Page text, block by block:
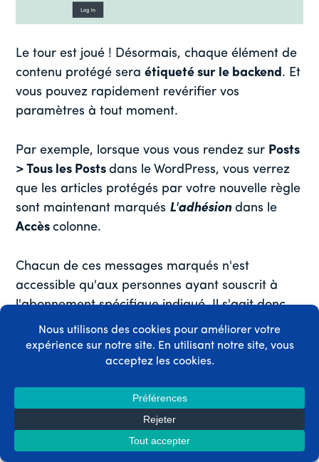
Le tour est joué ! Désormais, chaque élément de
contenu protégé seraétiqueté sur le backend. Et
vous pouvez rapidement revérifier vos
paramètres à tout moment.
Par exemple, lorsque vous vous rendez sur Posts
> Tous les Postsdans le WordPress, vous verrez
que les articles protégés par votre nouvelle règle
sont maintenant marqués L'adhésion dans le
Accèscolonne.
Chacun de ces messages marqués n'est
accessible qu'aux personnes ayant souscrit à
l'abonnement spécifique indiqué. Il s'agit donc
d'un moyen simple d'obtenir la confirmation
qu'un contenu est payant.